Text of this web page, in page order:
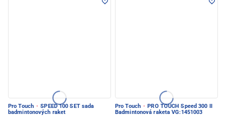
Pro Touch · SPEED 100 SET sada
badmintonových raket
Pro Touch · PRO TOUCH Speed 300 II
Badmintonová raketa VG:1451003